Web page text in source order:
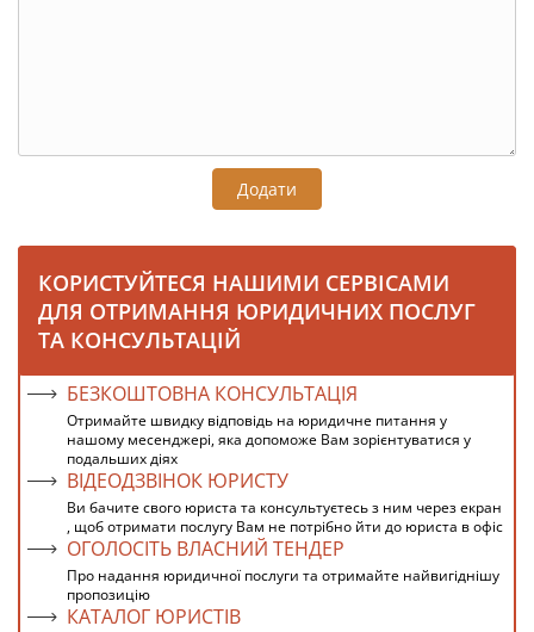
Додати
КОРИСТУЙТЕСЯ НАШИМИ СЕРВІСАМИ
ДЛЯ ОТРИМАННЯ ЮРИДИЧНИХ ПОСЛУГ
ТА КОНСУЛЬТАЦІЙ
БЕЗКОШТОВНА КОНСУЛЬТАЦІЯ
Отримайте швидку відповідь на юридичне питання у
нашому месенджері, яка допоможе Вам зорієнтуватися у
подальших діях
ВІДЕОДЗВІНОК ЮРИСТУ
Ви бачите свого юриста та консультуєтесь з ним через екран
, щоб отримати послугу Вам не потрібно йти до юриста в офіс
ОГОЛОСІТЬ ВЛАСНИЙ ТЕНДЕР
Про надання юридичної послуги та отримайте найвигіднішу
пропозицію
КАТАЛОГ ЮРИСТІВ